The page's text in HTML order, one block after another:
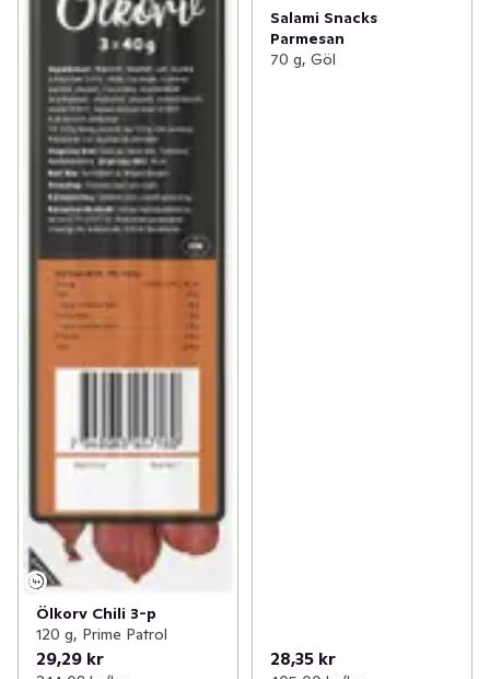
Ölkorv Chili 3-p
120 g, Prime Patrol
29,29 kr
Salami Snacks
Parmesan
70 g, Göl
28,35 kr